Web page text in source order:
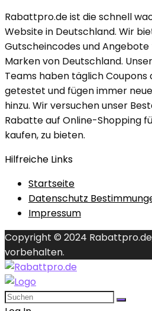
Rabattpro.de ist die schnell
Website in Deutschland. Wir
Gutscheincodes und
Marken von Deutschland.
Teams haben täglich Coupons
getestet und fügen immer
hinzu. Wir versuchen unser
Rabatte auf Online-Shopping
kaufen, zu bieten.
Hilfreiche Links
Startseite
Datenschutz
Impressum
Copyright © 2024
vorbehalten.